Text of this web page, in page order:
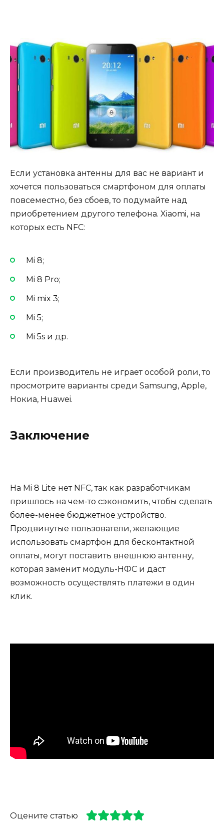
Если установка антенны для вас не вариант и
хочется пользоваться смартфоном для оплаты
повсеместно, без сбоев, то подумайте над
приобретением другого телефона. Xiaomi, на
которых есть NFC:
Mi 8;
Mi 8 Pro;
Mi mix 3;
Mi 5;
Mi 5s и др.
Если производитель не играет особой роли, то
просмотрите варианты среди Samsung, Apple,
Нокиа, Huawei.
Заключение
На Mi 8 Lite нет NFC, так как разработчикам
пришлось на чем-то сэкономить, чтобы сделать
более-менее бюджетное устройство.
Продвинутые пользователи, желающие
использовать смартфон для бесконтактной
оплаты, могут поставить внешнюю антенну,
которая заменит модуль-НФС и даст
возможность осуществлять платежи в один
клик.
Оцените статью